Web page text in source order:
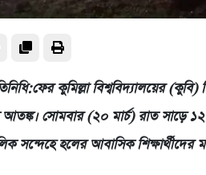
কুমিল্লা বিশ্ববিদ্যালয়ের (কুবি)
সোমবার (২০ মার্চ) রাত সাড়ে ১২
সন্দেহে হলের আবাসিক